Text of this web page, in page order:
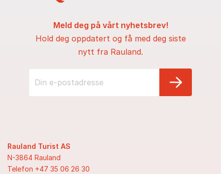
Rauland Turist AS
N-3864 Rauland
Telefon +47 35 06 26 30
Meld deg på vårt nyhetsbrev!
Hold deg oppdatert og få med deg siste
nytt fra Rauland.